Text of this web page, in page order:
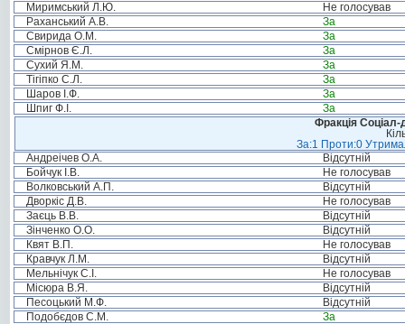
Миримський Л.Ю.
Не голосував
Раханський А.В.
За
Свирида О.М.
За
Смірнов Є.Л.
За
Сухий Я.М.
За
Тігіпко С.Л.
За
Шаров І.Ф.
За
Шпиг Ф.І.
За
Фракція Соціал-
За:1 Проти:0
Андреічев О.А.
Відсутній
Бойчук І.В.
Не голосував
Волковський А.П.
Відсутній
Дворкіс Д.В.
Не голосував
Заєць В.В.
Відсутній
Зінченко О.О.
Відсутній
Квят В.П.
Не голосував
Кравчук Л.М.
Відсутній
Мельнічук С.І.
Не голосував
Місюра В.Я.
Відсутній
Песоцький М.Ф.
Відсутній
Подобєдов С.М.
За